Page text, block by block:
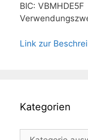
BIC: VBMHDE5F
Link zur
Kategorien
Kategorien